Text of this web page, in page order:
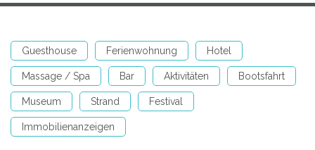
Guesthouse Ferienwohnung Hotel
Massage / Spa Bar Aktivitäten Bootsfahrt
Museum Strand Festival
Immobilienanzeigen